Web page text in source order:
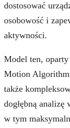
dostosować
osobowość i
aktywności.
Model ten,
Motion
także
dogłębną
w tym